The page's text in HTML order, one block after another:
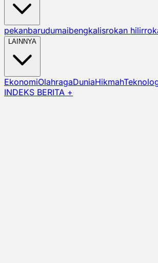
pekanbarudumaibengkalisrokan hilir
LAINNYA
EkonomiOlahragaDuniaHikmah
INDEKS BERITA +